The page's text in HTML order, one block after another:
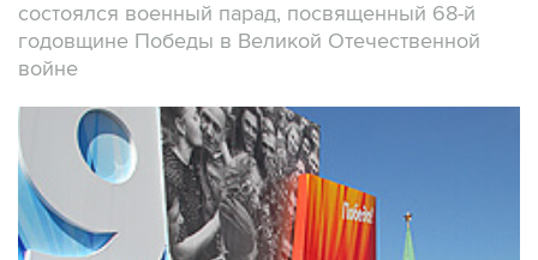
состоялся военный парад, посвященный 68-й
годовщине Победы в Великой Отечественной
войне